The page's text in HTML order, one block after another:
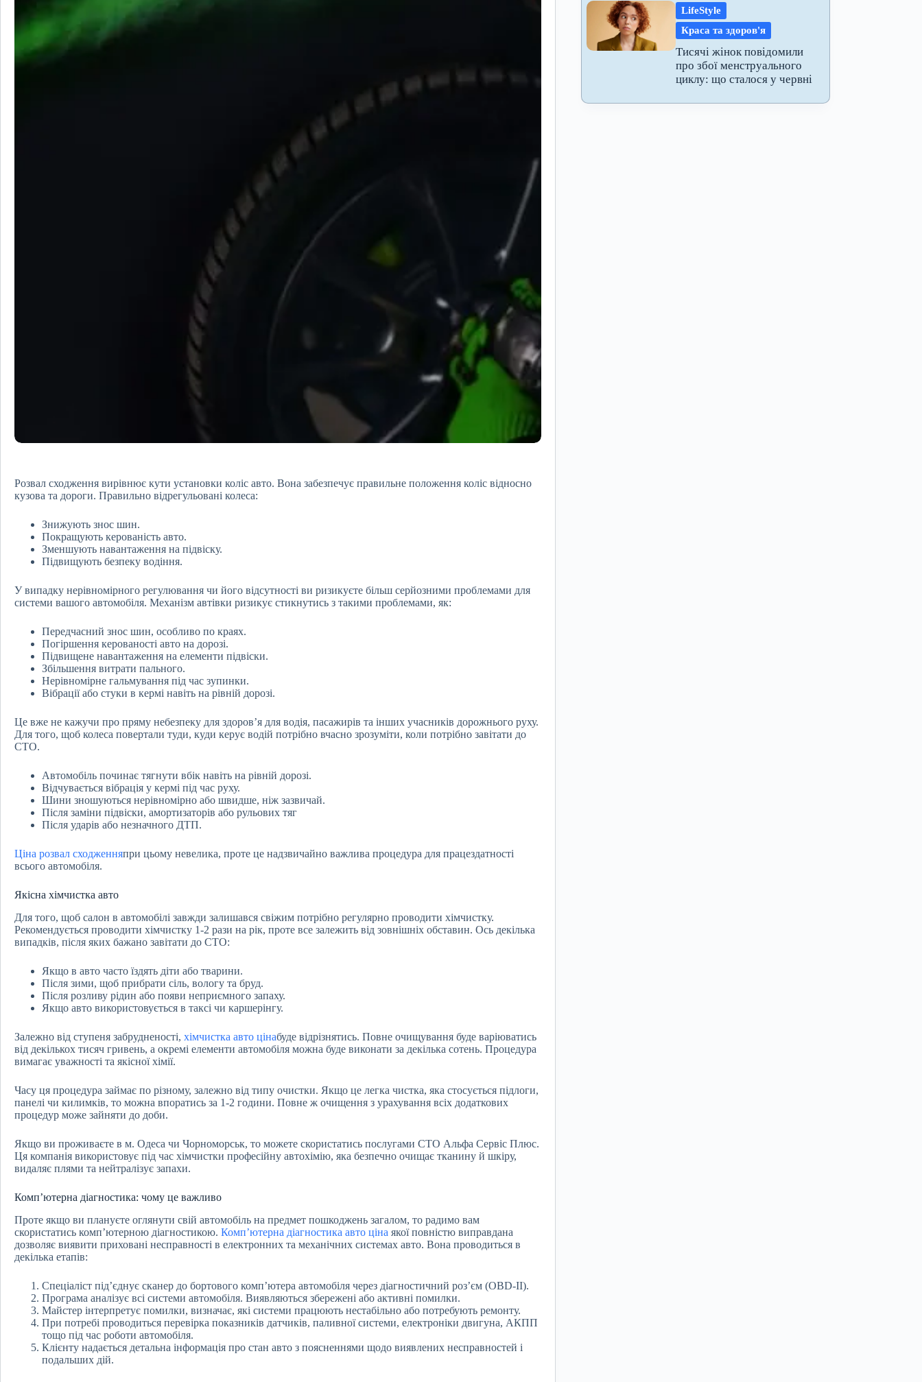
Розвал сходження вирівнює кути установки коліс авто. Вона забезпечує правильне положення коліс відносно
кузова та дороги. Правильно відрегульовані колеса:
Знижують знос шин.
Покращують керованість авто.
Зменшують навантаження на підвіску.
Підвищують безпеку водіння.
У випадку нерівномірного регулювання чи його відсутності ви ризикуєте більш серйозними проблемами для
системи вашого автомобіля. Механізм автівки ризикує стикнутись з такими проблемами, як:
Передчасний знос шин, особливо по краях.
Погіршення керованості авто на дорозі.
Підвищене навантаження на елементи підвіски.
Збільшення витрати пального.
Нерівномірне гальмування під час зупинки.
Вібрації або стуки в кермі навіть на рівній дорозі.
Це вже не кажучи про пряму небезпеку для здоров’я для водія, пасажирів та інших учасників дорожнього руху.
Для того, щоб колеса повертали туди, куди керує водій потрібно вчасно зрозуміти, коли потрібно завітати до
СТО.
Автомобіль починає тягнути вбік навіть на рівній дорозі.
Відчувається вібрація у кермі під час руху.
Шини зношуються нерівномірно або швидше, ніж зазвичай.
Після заміни підвіски, амортизаторів або рульових тяг
Після ударів або незначного ДТП.
Ціна розвал сходженняпри цьому невелика, проте це надзвичайно важлива процедура для працездатності
всього автомобіля.
Якісна хімчистка авто
Для того, щоб салон в автомобілі завжди залишався свіжим потрібно регулярно проводити хімчистку.
Рекомендується проводити хімчистку 1-2 рази на рік, проте все залежить від зовнішніх обставин. Ось декілька
випадків, після яких бажано завітати до СТО:
Якщо в авто часто їздять діти або тварини.
Після зими, щоб прибрати сіль, вологу та бруд.
Після розливу рідин або появи неприємного запаху.
Якщо авто використовується в таксі чи каршерінгу.
Залежно від ступеня забрудненості, хімчистка авто цінабуде відрізнятись. Повне очищування буде варіюватись
від декількох тисяч гривень, а окремі елементи автомобіля можна буде виконати за декілька сотень. Процедура
вимагає уважності та якісної хімії.
Часу ця процедура займає по різному, залежно від типу очистки. Якщо це легка чистка, яка стосується підлоги,
панелі чи килимків, то можна впоратись за 1-2 години. Повне ж очищення з урахування всіх додаткових
процедур може зайняти до доби.
Якщо ви проживаєте в м. Одеса чи Чорноморськ, то можете скористатись послугами СТО Альфа Сервіс Плюс.
Ця компанія використовує під час хімчистки професійну автохімію, яка безпечно очищає тканину й шкіру,
видаляє плями та нейтралізує запахи.
Комп’ютерна діагностика: чому це важливо
Проте якщо ви плануєте оглянути свій автомобіль на предмет пошкоджень загалом, то радимо вам
скористатись комп’ютерною діагностикою. Комп’ютерна діагностика авто ціна якої повністю виправдана
дозволяє виявити приховані несправності в електронних та механічних системах авто. Вона проводиться в
декілька етапів:
Спеціаліст під’єднує сканер до бортового комп’ютера автомобіля через діагностичний роз’єм (OBD-II).
Програма аналізує всі системи автомобіля. Виявляються збережені або активні помилки.
Майстер інтерпретує помилки, визначає, які системи працюють нестабільно або потребують ремонту.
При потребі проводиться перевірка показників датчиків, паливної системи, електроніки двигуна, АКПП
тощо під час роботи автомобіля.
Клієнту надається детальна інформація про стан авто з поясненнями щодо виявлених несправностей і
подальших дій.
LifeStyle
Краса та здоров'я
Тисячі жінок повідомили
про збої менструального
циклу: що сталося у червні